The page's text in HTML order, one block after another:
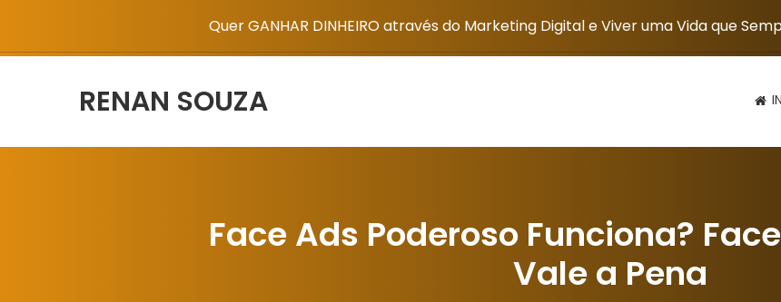
Quer GANHAR DINHEIRO através do Marketing Digital e Viver uma Vida que
RENAN SOUZA
Face Ads Poderoso Funciona?
Vale a Pena